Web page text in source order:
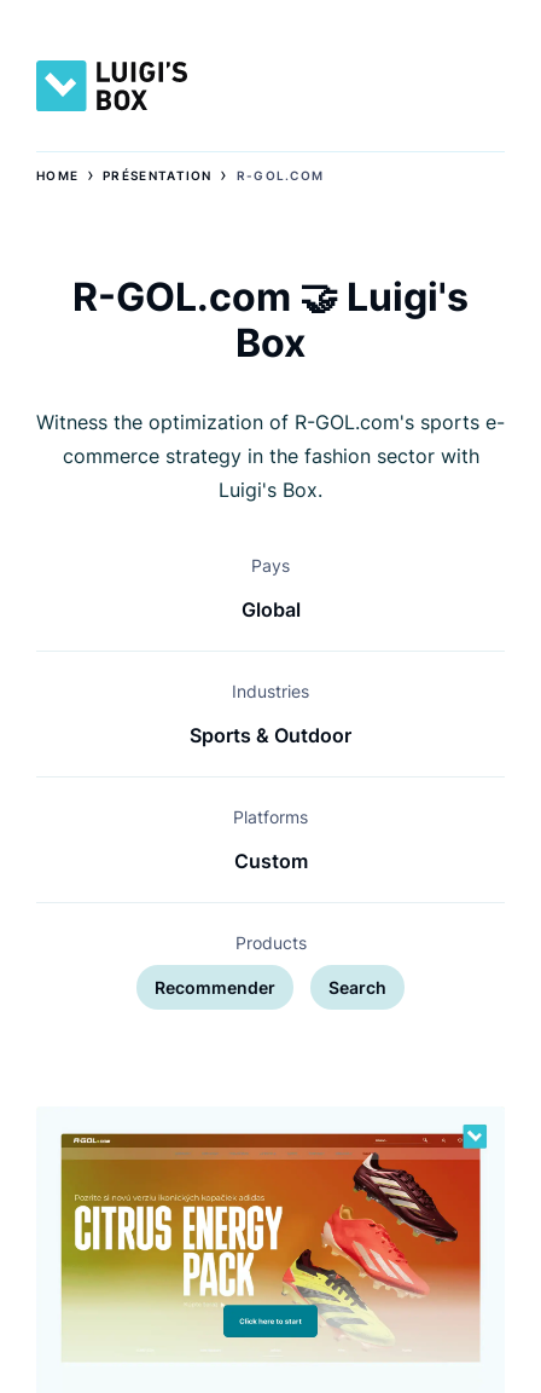
HOME ›PRÉSENTATION › R-GOL.COM
R-GOL.com 🤝 Luigi's
Box
Witness the optimization of R-GOL.com's sports e-
commerce strategy in the fashion sector with
Luigi's Box.
Pays
Global
Industries
Sports & Outdoor
Platforms
Custom
Products
Recommender Search